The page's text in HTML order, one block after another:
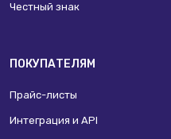
Честный знак
ПОКУПАТЕЛЯМ
Прайс-листы
Интеграция и API